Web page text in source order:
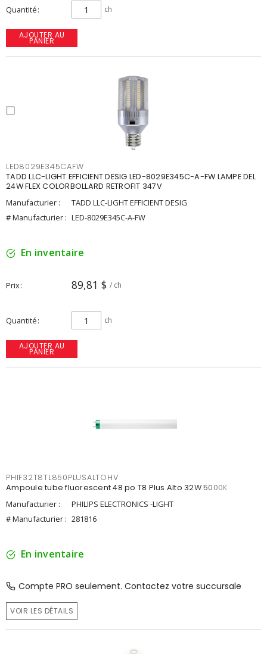
Quantité ch
AJOUTER AU
PANIER
LED8029E345CAFW
TADD LLC-LIGHT EFFICIENT DESIG LED-8029E345C-A-FW LAMPE DEL
24W FLEX COLORBOLLARD RETROFIT 347V
Manufacturier :
TADD LLC-LIGHT EFFICIENT DESIG
# Manufacturier : LED-8029E345C-A-FW
En inventaire
Prix 89,81 $ / ch
Quantité ch
AJOUTER AU
PANIER
PHIF32T8TL850PLUSALTOHV
Ampoule tube fluorescent 48 po T8 Plus Alto 32W 5000K
Manufacturier :
PHILIPS ELECTRONICS -LIGHT
# Manufacturier : 281816
En inventaire
Compte PRO seulement. Contactez votre succursale
VOIR LES DÉTAILS